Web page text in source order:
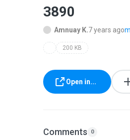
3890
Amnuay K.7 years ago
200 KB
Open in...
Comments 0